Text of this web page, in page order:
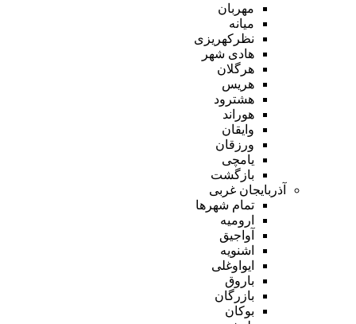
مهربان
میانه
نظرکهریزی
هادی شهر
هرگلان
هریس
هشترود
هوراند
وایقان
ورزقان
یامچی
بازگشت
آذربایجان غربی
تمام شهر‌ها
ارومیه
آواجیق
اشنویه
ایواوغلی
باروق
بازرگان
بوکان